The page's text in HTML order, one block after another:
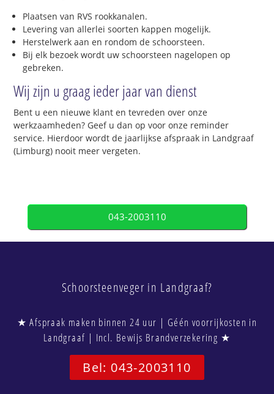
Plaatsen van RVS rookkanalen.
Levering van allerlei soorten kappen mogelijk.
Herstelwerk aan en rondom de schoorsteen.
Bij elk bezoek wordt uw schoorsteen nagelopen op
gebreken.
Wij zijn u graag ieder jaar van dienst
Bent u een nieuwe klant en tevreden over onze
werkzaamheden? Geef u dan op voor onze reminder
service. Hierdoor wordt de jaarlijkse afspraak in Landgraaf
(Limburg) nooit meer vergeten.
043-2003110
Schoorsteenveger in Landgraaf?
★ Afspraak maken binnen 24 uur | Géén voorrijkosten in
Landgraaf | Incl. Bewijs Brandverzekering ★
Bel: 043-2003110